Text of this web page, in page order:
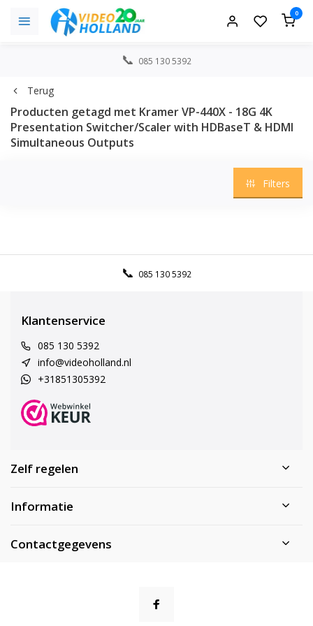
0
085 130 5392
Terug
Producten getagd met Kramer VP-440X - 18G 4K
Presentation Switcher/Scaler with HDBaseT & HDMI
Simultaneous Outputs
Filters
085 130 5392
Klantenservice
085 130 5392
info@videoholland.nl
+31851305392
Zelf regelen
Informatie
Contactgegevens